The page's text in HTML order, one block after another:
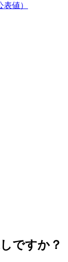
値）
ですか？